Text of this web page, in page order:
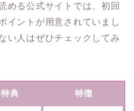
める公式サイトでは、初回
イントが用意されていまし
い人はぜひチェックしてみ
典 特徴